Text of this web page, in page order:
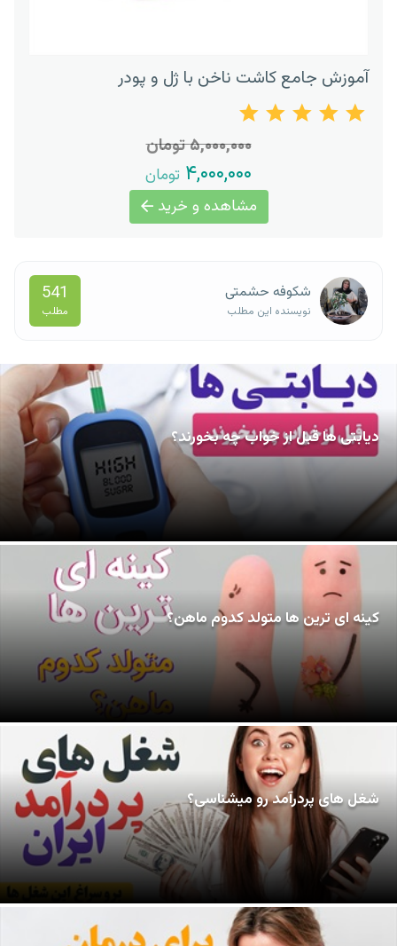
آموزش جامع کاشت ناخن با ژل و پودر
۵,۰۰۰,۰۰۰ تومان
۴,۰۰۰,۰۰۰ تومان
مشاهده و خرید
شکوفه حشمتی
نویسنده این مطلب
541
مطلب
دیابتی ها قبل از خواب چه بخورند؟
کینه ای ترین ها متولد کدوم ماهن؟
شغل های پردرآمد رو میشناسی؟